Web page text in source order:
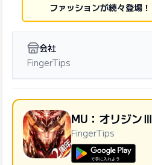
ファッションが続々登場！
会社
FingerTips
MU：オリジンⅢ
FingerTips